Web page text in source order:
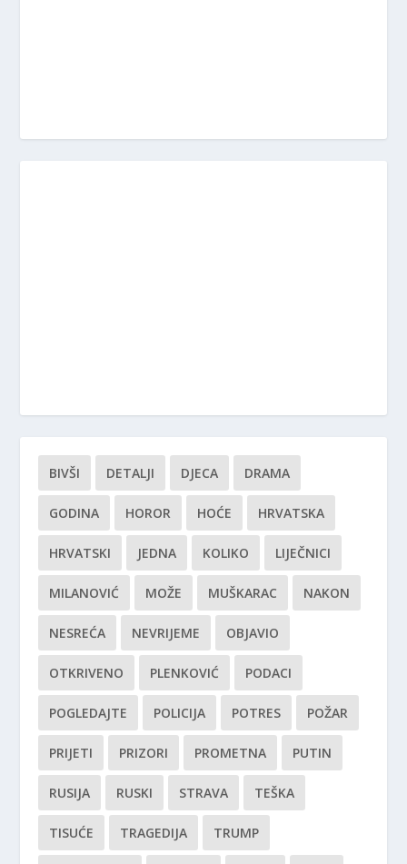
BIVŠI DETALJI DJECA DRAMA
GODINA HOROR HOĆE HRVATSKA
HRVATSKI JEDNA KOLIKO LIJEČNICI
MILANOVIĆ MOŽE MUŠKARAC NAKON
NESREĆA NEVRIJEME OBJAVIO
OTKRIVENO PLENKOVIĆ PODACI
POGLEDAJTE POLICIJA POTRES POŽAR
PRIJETI PRIZORI PROMETNA PUTIN
RUSIJA RUSKI STRAVA TEŠKA
TISUĆE TRAGEDIJA TRUMP